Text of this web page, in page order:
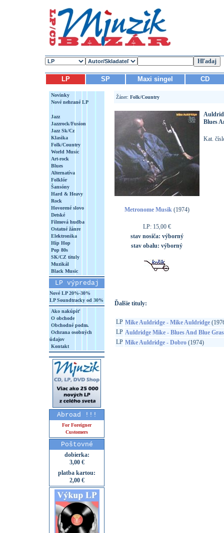
LP SP Maxi singel CD
Novinky
Nové nehrané LP
Jazz
Jazzrock/Fusion
Jazz Sk/Cz
Klasika
Folk/Country
World Music
Art-rock
Blues
Alternatíva
Folklór
Šansóny
Hard & Heavy
Rock
Hovorené slovo
Detské
Filmová hudba
Ostatné žánre
Elektronika
Hip Hop
Pop 80s
SK/CZ tituly
Muzikál
Black Music
LP výpredaj
Nové LP 20%-30%
LP Soundtracky od 30%
Ako nakúpiť
O obchode
Obchodné podm.
Ochrana osobných
údajov
Kontakt
Abroad !!!
For Foreigner
Customers
Poštovné
dobierka:
3,00 €
platba kartou:
2,00 €
Žáner: Folk/Country
Metronome Musik(1974)
LP: 15,00 €
stav nosiča: výborný
stav obalu: výborný
Blues
Kat.
Ďalšie tituly:
LP Mike Auldridge - Mike Auldridge
LP Auldridge Mike - Blues And Blue
LP Mike Auldridge - Dobro(1974)